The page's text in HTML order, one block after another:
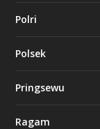
Polri
Polsek
Pringsewu
Ragam